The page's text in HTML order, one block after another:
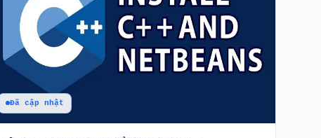
Đã cập nhật